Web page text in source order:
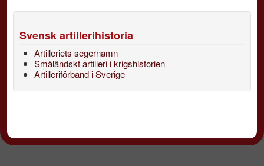
Svensk artillerihistoria
Artilleriets segernamn
Småländskt artilleri i krigshistorien
Artilleriförband i Sverige